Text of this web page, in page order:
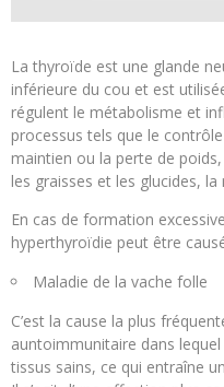
La thyroïde est une glande
inférieure du cou et est
régulent le métabolisme et
processus tels que le
maintien ou la perte de
les graisses et les glucides,
En cas de formation
hyperthyroïdie peut être
Maladie de la vache folle
C’est la cause la plus
auntoimmunitaire dans
tissus sains, ce qui entraîne